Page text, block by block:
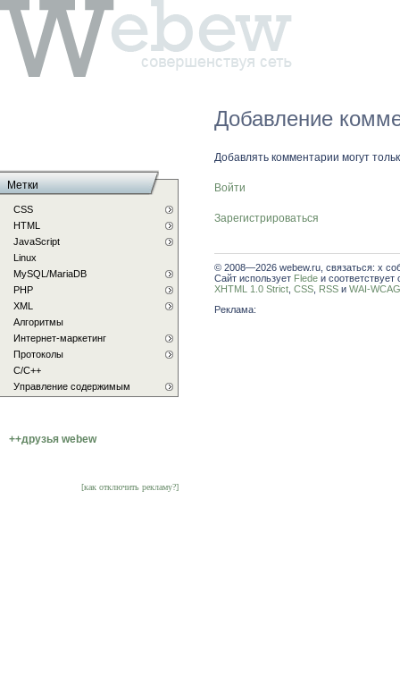
Добавление
Добавлять комментарии могут
Войти
Зарегистрироваться
© 2008—2026 webew.ru, связаться: x
Сайт использует Flede и соответствует
XHTML 1.0 Strict CSS RSS и WAI-
Реклама:
Метки
CSS
HTML
JavaScript
Linux
MySQL/MariaDB
PHP
XML
Алгоритмы
Интернет-маркетинг
Протоколы
С/C++
Управление содержимым
++друзья webew
[как отключить рекламу?]